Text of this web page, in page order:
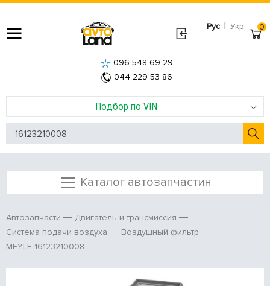
Рус | Укр
Подбор по VIN
096 548 69 29
044 229 53 86
0
Каталог автозапчастин
Автозапчасти
Двигатель и трансмиссия
Система подачи воздуха
Воздушный фильтр
MEYLE 16123210008